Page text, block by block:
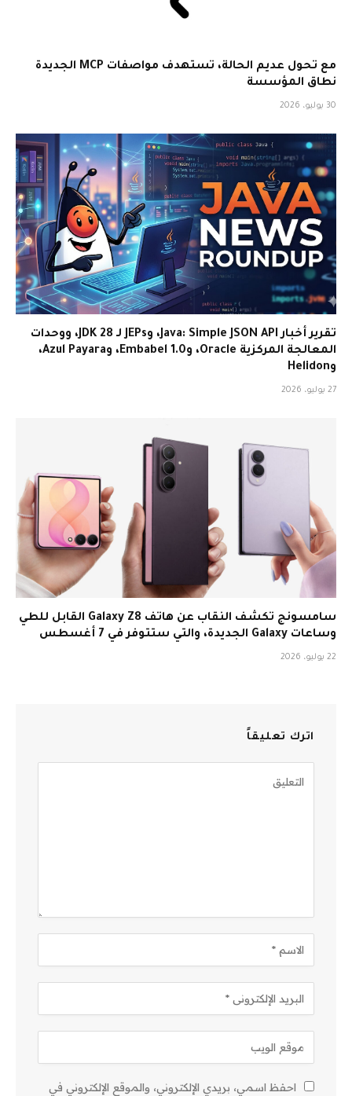
مع تحول عديم الحالة، تستهدف مواصفات MCP الجديدة
نطاق المؤسسة
30 يوليو، 2026
تقرير أخبار Java: Simple JSON API، وJEPs لـ JDK 28، ووحدات
المعالجة المركزية Oracle، وEmbabel 1.0، وAzul Payara،
وHelidon
27 يوليو، 2026
سامسونج تكشف النقاب عن هاتف Galaxy Z8 القابل للطي
وساعات Galaxy الجديدة، والتي ستتوفر في 7 أغسطس
22 يوليو، 2026
اترك تعليقاً
احفظ اسمي، بريدي الإلكتروني، والموقع الإلكتروني في